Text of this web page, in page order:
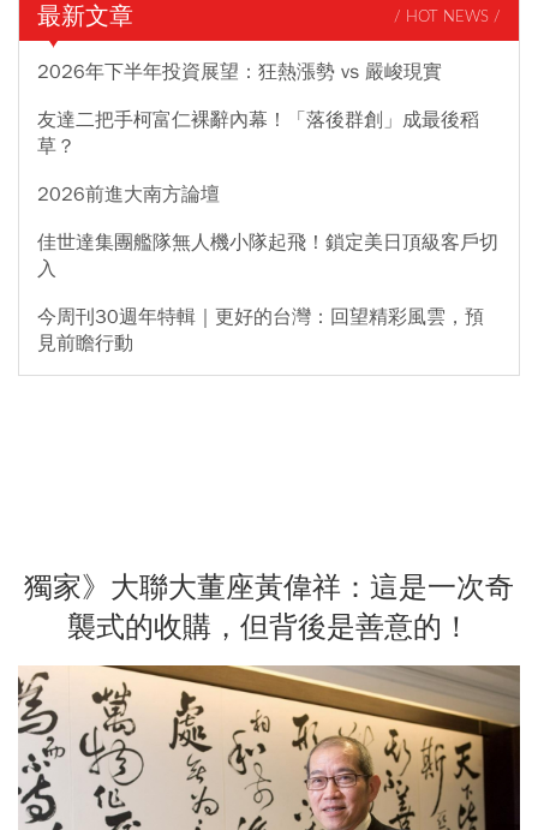
最新文章 / HOT NEWS /
2026年下半年投資展望：狂熱漲勢 vs 嚴峻現實
友達二把手柯富仁裸辭內幕！「落後群創」成最後稻
草？
2026前進大南方論壇
佳世達集團艦隊無人機小隊起飛！鎖定美日頂級客戶切
入
今周刊30週年特輯｜更好的台灣：回望精彩風雲，預
見前瞻行動
獨家》大聯大董座黃偉祥：這是一次奇
襲式的收購，但背後是善意的！